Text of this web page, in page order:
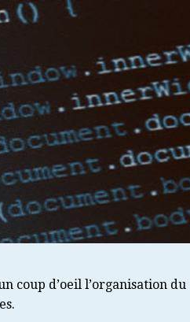
coup d’oeil l’organisation du